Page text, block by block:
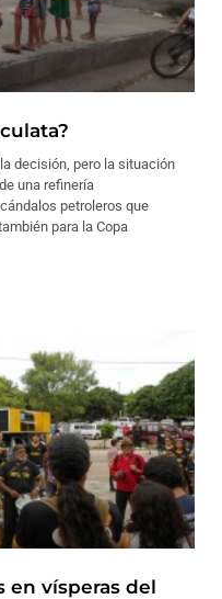
decisión, pero la situación
una refinería
petroleros que
para la Copa
en vísperas del